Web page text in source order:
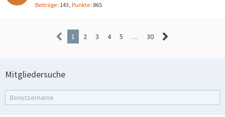
Beiträge 143 Punkte 865
1 2 3 4 5 … 30
Mitgliedersuche